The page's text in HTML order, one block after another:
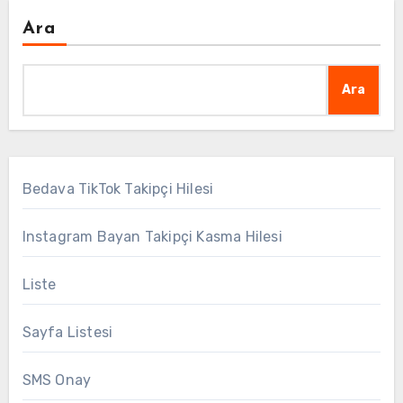
Ara
Ara
Bedava TikTok Takipçi Hilesi
Instagram Bayan Takipçi Kasma Hilesi
Liste
Sayfa Listesi
SMS Onay